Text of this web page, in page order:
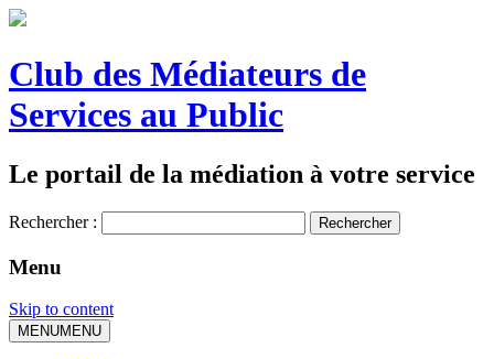
Club des Médiateurs de
Services au Public
Le portail de la médiation à votre service
Rechercher :
Menu
Skip to content
MENUMENU